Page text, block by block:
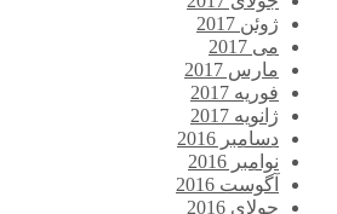
ژوئن 2017
می 2017
مارس 2017
فوریه 2017
ژانویه 2017
دسامبر 2016
نوامبر 2016
آگوست 2016
جولای 2016